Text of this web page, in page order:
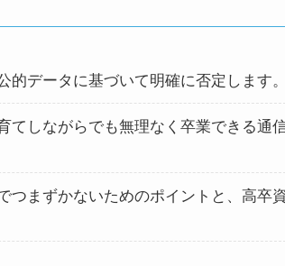
的データに基づいて明確に否定します。
てしながらでも無理なく卒業できる通
つまずかないためのポイントと、高卒